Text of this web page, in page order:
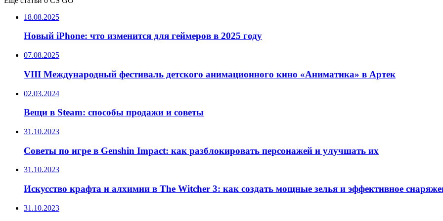
18.08.2025
Новый iPhone: что изменится для геймеров в 2025 году
07.08.2025
VIII Международный фестиваль детского анимационного кино «Аниматика» в Артек
02.03.2024
Вещи в Steam: способы продажи и советы
31.10.2023
Советы по игре в Genshin Impact: как разблокировать персонажей и улучшать их
31.10.2023
Искусство крафта и алхимии в The Witcher 3: как создать мощные зелья и эффективное
31.10.2023